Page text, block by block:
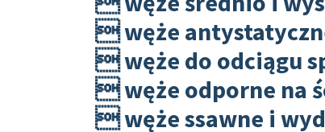
 węże
 węże do odciągu
 węże odporne na
 węże ssawne i